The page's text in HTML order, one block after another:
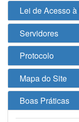
Lei de Acesso
Servidores
Protocolo
Mapa do Site
Boas Práticas